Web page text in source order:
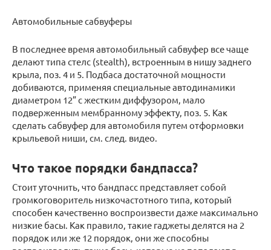
Автомобильные сабвуферы
В последнее время автомобильный сабвуфер все чаще
делают типа стелс (stealth), встроенным в нишу заднего
крыла, поз. 4 и 5. Подбаса достаточной мощности
добиваются, применяя специальные автодинамики
диаметром 12” с жестким диффузором, мало
подверженным мембранному эффекту, поз. 5. Как
сделать сабвуфер для автомобиля путем отформовки
крыльевой ниши, см. след. видео.
Что такое порядки бандпасса?
Стоит уточнить, что бандпасс представляет собой
громкоговоритель низкочастотного типа, который
способен качественно воспроизвести даже максимально
низкие басы. Как правило, такие гаджеты делятся на 2
порядок или же 12 порядок, они же способны